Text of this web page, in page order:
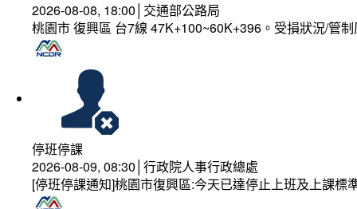
2026-08-08, 18:00│交通部公路局
桃園市 復興區 台7線 47K+100~60K+396。受損狀況/管
停班停課
2026-08-09, 08:30│行政院人事行政總處
[停班停課通知]桃園市復興區:今天已達停止上班及上課